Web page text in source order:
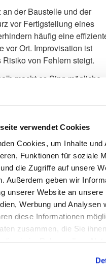
verwendet Cookies
Cookies, um Inhalte und
Funktionen für soziale
die Zugriffe auf unsere
Außerdem geben wir
unserer Website an unsere
Werbung und Analysen
diese Informationen
zusammen, die Sie
der Baustelle und der
vor Fertigstellung eines
häufig eine
vor Ort. Improvisation ist
Risiko von Fehlern steigt.
macht es Sinn mögliche
von Anfang an
konzentrieren können, bieten
Möglichkeit sämtliche
mit allen
Bearbeitungen - fertig
- zu bestellen.
Hektik von der Baustelle
besseren
werden sich freuen!